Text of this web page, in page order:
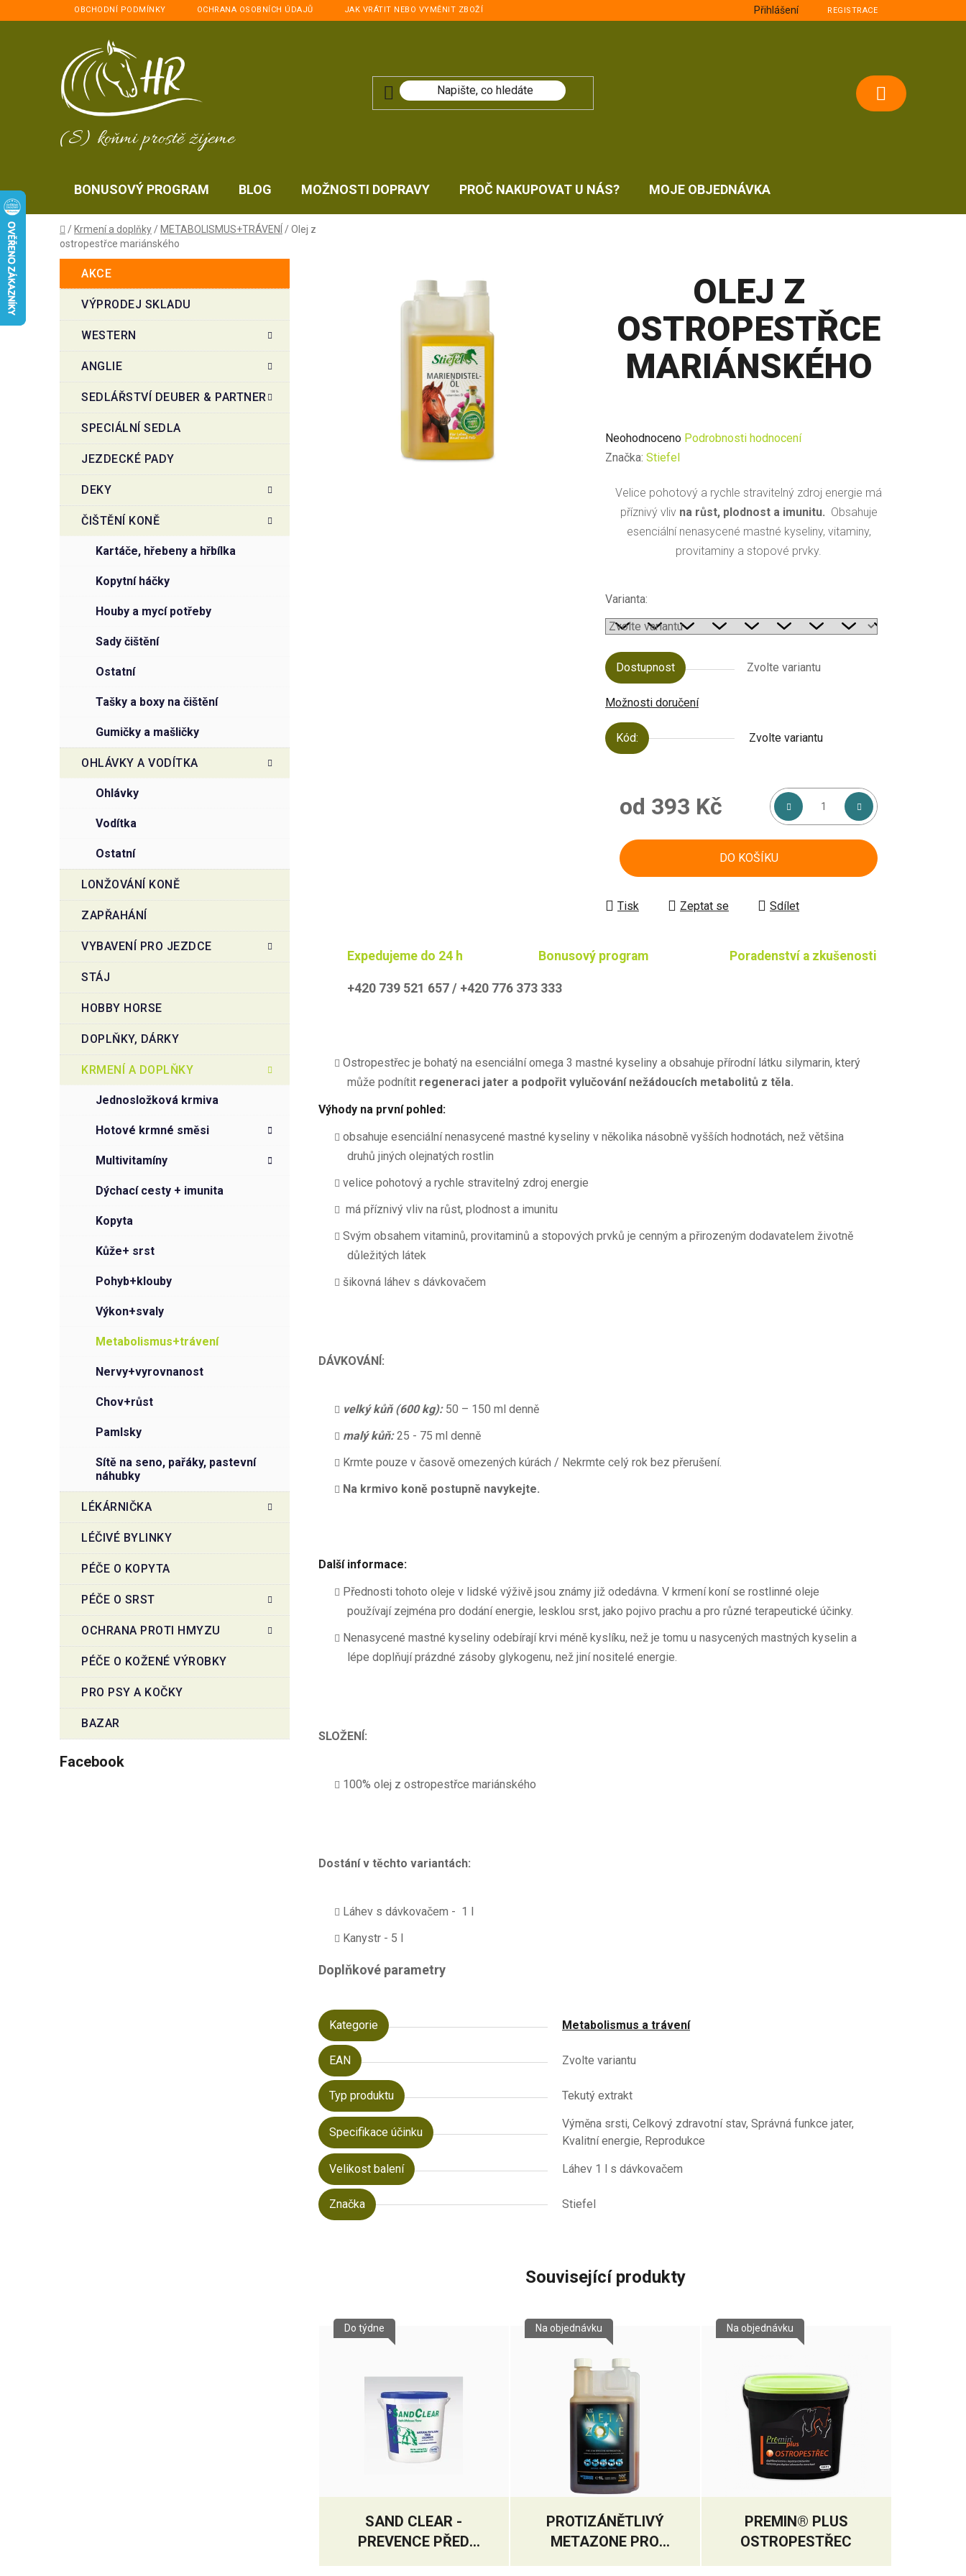
na
OBCHODNÍ PODMÍNKY OCHRANA OSOBNÍCH ÚDAJŮ JAK VRÁTIT NEBO VYMĚNIT ZBOŽÍ Přihlášení REGISTRACE
(S) koňmi prostě žijeme
NÁKUPNÍ
BONUSOVÝ PROGRAM BLOG MOŽNOSTI DOPRAVY PROČ NAKUPOVAT U NÁS? MOJE OBJEDNÁVKA
Domů
/ Krmení a doplňky / METABOLISMUS+TRÁVENÍ /Olej z
ostropestřce mariánského
o
t
n
í
n
l
kategorie
AKCE
VÝPRODEJ SKLADU
WESTERN
ANGLIE
SEDLÁŘSTVÍ DEUBER & PARTNER
SPECIÁLNÍ SEDLA
JEZDECKÉ PADY
DEKY
ČIŠTĚNÍ KONĚ
kartáče, hřebeny a hřbílka
kopytní háčky
houby a mycí potřeby
sady čištění
ostatní
tašky a boxy na čištění
gumičky a mašličky
OHLÁVKY A VODÍTKA
ohlávky
vodítka
ostatní
LONŽOVÁNÍ KONĚ
ZAPŘAHÁNÍ
VYBAVENÍ PRO JEZDCE
STÁJ
HOBBY HORSE
DOPLŇKY, DÁRKY
KRMENÍ A DOPLŇKY
jednosložková krmiva
hotové krmné směsi
multivitamíny
dýchací cesty + imunita
kopyta
kůže+ srst
pohyb+klouby
výkon+svaly
metabolismus+trávení
nervy+vyrovnanost
chov+růst
pamlsky
sítě na seno, pařáky, pastevní
náhubky
LÉKÁRNIČKA
LÉČIVÉ BYLINKY
PÉČE O KOPYTA
PÉČE O SRST
OCHRANA PROTI HMYZU
PÉČE O KOŽENÉ VÝROBKY
PRO PSY A KOČKY
BAZAR
Facebook
OLEJ Z
OSTROPESTŘCE
MARIÁNSKÉHO
Průměrné
hodnocení
Neohodnoceno Podrobnosti hodnocení
Značka: Stiefel
Velice pohotový a rychle stravitelný zdroj energie má
příznivý vliv na růst, plodnost a imunitu. Obsahuje
esenciální nenasycené mastné kyseliny, vitaminy,
provitaminy a stopové prvky.
Varianta:
Dostupnost Zvolte variantu
Možnosti doručení
Kód: Zvolte variantu
od 393 Kč
DO KOŠÍKU
Tisk Zeptat se Sdílet
Expedujeme do 24 h Bonusový program Poradenství a zkušenosti
+420 739 521 657 / +420 776 373 333
Ostropestřec je bohatý na esenciální omega 3 mastné kyseliny a obsahuje přírodní látku silymarin, který
může podnítit regeneraci jater a podpořit vylučování nežádoucích metabolitů z těla.
Výhody na první pohled:
obsahuje esenciální nenasycené mastné kyseliny v několika násobně vyšších hodnotách, než většina
druhů jiných olejnatých rostlin
velice pohotový a rychle stravitelný zdroj energie
má příznivý vliv na růst, plodnost a imunitu
Svým obsahem vitaminů, provitaminů a stopových prvků je cenným a přirozeným dodavatelem životně
důležitých látek
šikovná láhev s dávkovačem
DÁVKOVÁNÍ:
velký kůň (600 kg):50 – 150 ml denně
malý kůň:25 - 75 ml denně
Krmte pouze v časově omezených kúrách / Nekrmte celý rok bez přerušení.
Na krmivo koně postupně navykejte.
Další informace:
Přednosti tohoto oleje v lidské výživě jsou známy již odedávna. V krmení koní se rostlinné oleje
používají zejména pro dodání energie, lesklou srst, jako pojivo prachu a pro různé terapeutické účinky.
Nenasycené mastné kyseliny odebírají krvi méně kyslíku, než je tomu u nasycených mastných kyselin a
lépe doplňují prázdné zásoby glykogenu, než jiní nositelé energie.
SLOŽENÍ:
100% olej z ostropestřce mariánského
Dostání v těchto variantách:
Láhev s dávkovačem - 1 l
Kanystr - 5 l
Doplňkové parametry
Kategorie Metabolismus a trávení
EAN Zvolte variantu
Typ produktu Tekutý extrakt
Specifikace účinku
Výměna srsti, Celkový zdravotní stav, Správná funkce jater,
Kvalitní energie, Reprodukce
Velikost balení Láhev 1 l s dávkovačem
Značka Stiefel
Související produkty
SAND CLEAR -
PREVENCE PŘED
KOLIKOU
Do týdne
PROTIZÁNĚTLIVÝ
METAZONE PRO
SKUTEČNOU ÚLEVU
Na objednávku
PREMIN® PLUS
OSTROPESTŘEC
Na objednávku